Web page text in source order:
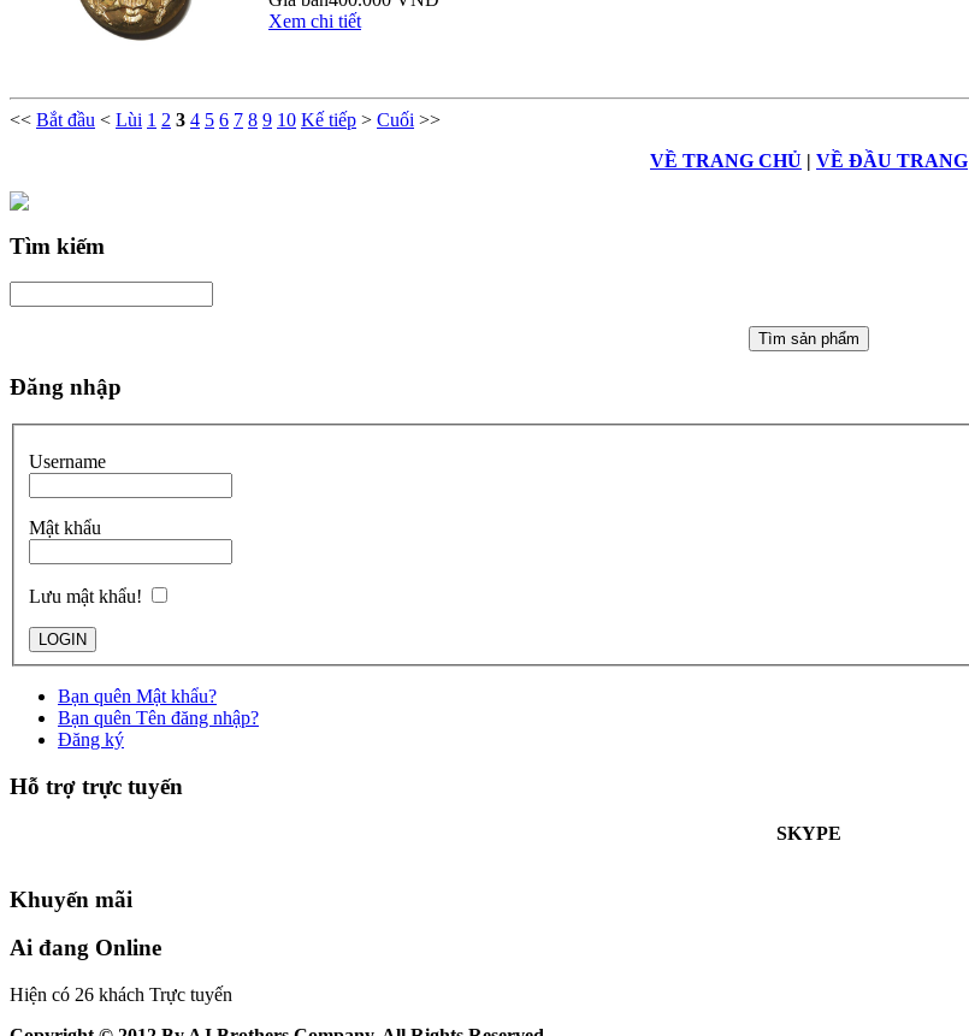
Xem chi tiết
<< Bắt đầu < Lùi 1 2 3 4 5 6 7 8 9 10 Kế tiếp > Cuối >>
VỀ TRANG CHỦ | VỀ ĐẦU TRANG
Tìm kiếm
Tìm sản phẩm
Đăng nhập
Username
Mật khẩu
Lưu mật khẩu!
Bạn quên Mật khẩu?
Bạn quên Tên đăng nhập?
Đăng ký
Hỗ trợ trực tuyến
SKYPE
Khuyến mãi
Ai đang Online
Hiện có 26 khách Trực tuyến